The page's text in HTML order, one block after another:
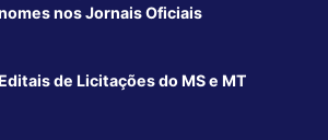
nos Jornais Oficiais
de Licitações do MS e MT